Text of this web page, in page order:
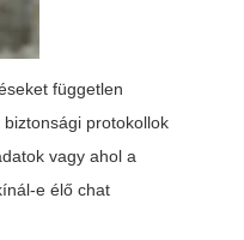
független
protokollok
vagy ahol a
e élő chat